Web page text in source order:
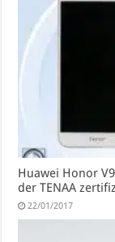
Huawei Honor
der TENAA
22/01/2017